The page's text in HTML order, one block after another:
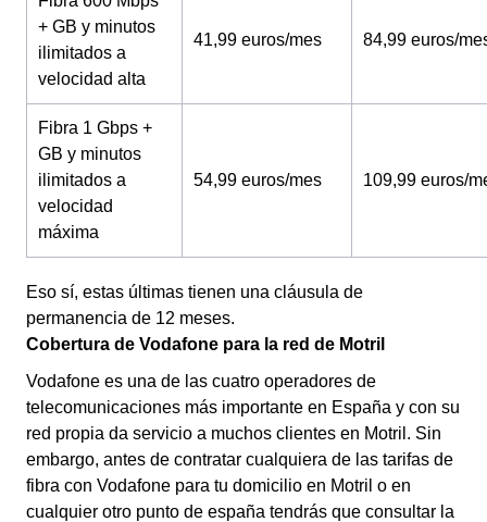
+ GB y minutos
ilimitados a
velocidad alta
41,99 euros/mes 84,99 euros/
Fibra 1 Gbps +
GB y minutos
ilimitados a
velocidad
máxima
54,99 euros/mes 109,99 euros/
Eso sí, estas últimas tienen una cláusula de
permanencia de 12 meses.
Cobertura de Vodafone para la red de Motril
Vodafone es una de las cuatro operadores de
telecomunicaciones más importante en España y con su
red propia da servicio a muchos clientes en Motril. Sin
embargo, antes de contratar cualquiera de las tarifas de
fibra con Vodafone para tu domicilio en Motril o en
cualquier otro punto de españa tendrás que consultar la